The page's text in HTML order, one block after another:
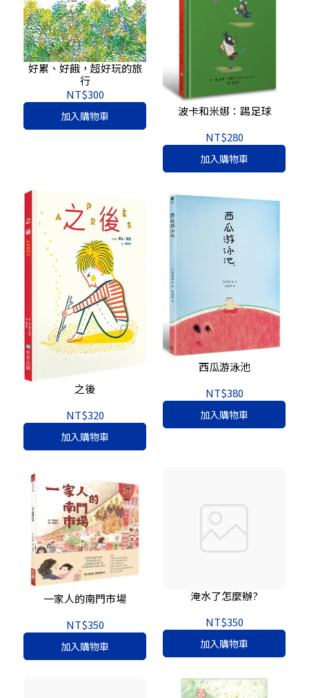
好累、好餓，超好玩的旅
行
NT$300
加入購物車
波卡和米娜：踢足球
NT$280
加入購物車
之後
NT$320
加入購物車
西瓜游泳池
NT$380
加入購物車
一家人的南門市場
NT$350
加入購物車
淹水了怎麼辦?
NT$350
加入購物車